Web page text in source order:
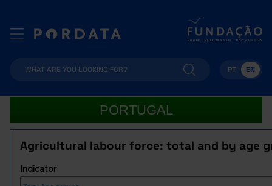
PT EN
PORTUGAL
Agricultural labour force: total and by age
Indicator